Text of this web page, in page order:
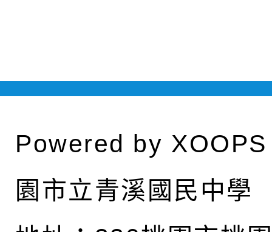
Powered by XOOPS
園市立青溪國民中學